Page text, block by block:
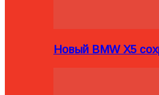
Новый BMW X5